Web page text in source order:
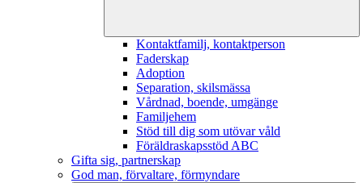
Kontaktfamilj, kontaktperson
Faderskap
Adoption
Separation, skilsmässa
Vårdnad, boende, umgänge
Familjehem
Stöd till dig som utövar våld
Föräldraskapsstöd ABC
Gifta sig, partnerskap
God man, förvaltare, förmyndare